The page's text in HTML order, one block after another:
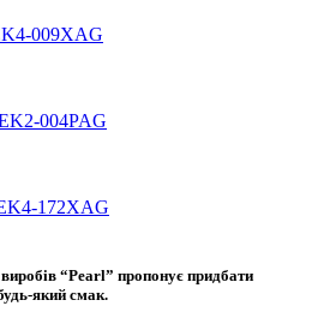
009XAG
EK2-004PAG
172XAG
“Pearl” пропонує придбати
який смак.